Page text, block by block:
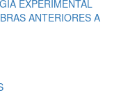
EXPERIMENTAL
ANTERIORES A